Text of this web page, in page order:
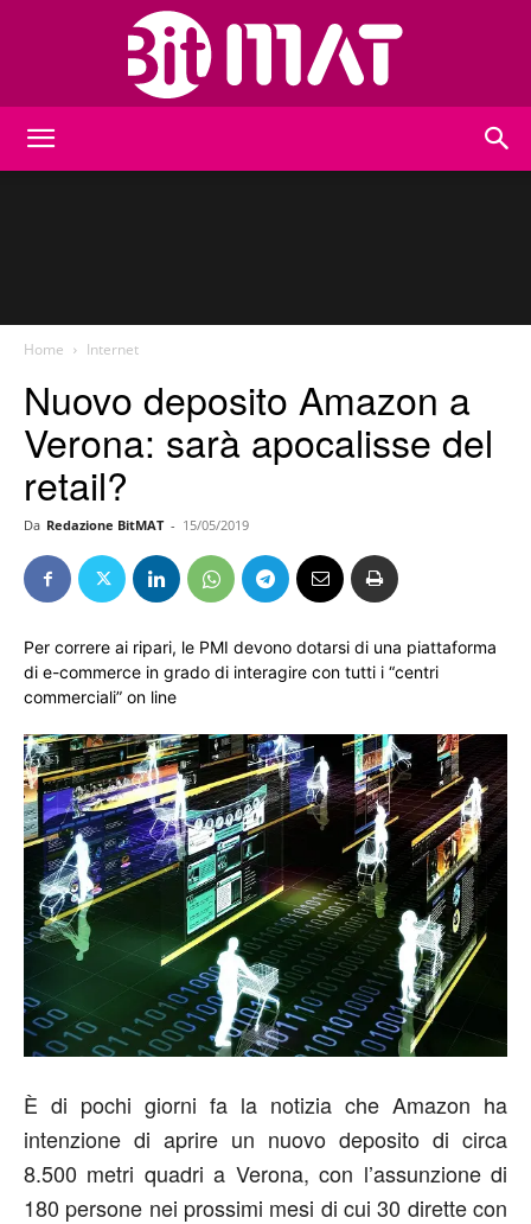
Home Internet
Nuovo deposito Amazon a
Verona: sarà apocalisse del
retail?
Da Redazione BitMAT - 15/05/2019
Per correre ai ripari, le PMI devono dotarsi di una piattaforma
di e-commerce in grado di interagire con tutti i “centri
commerciali” on line
È di pochi giorni fa la notizia che Amazon ha
intenzione di aprire un nuovo deposito di circa
8.500 metri quadri a Verona, con l’assunzione di
180 persone nei prossimi mesi di cui 30 dirette con